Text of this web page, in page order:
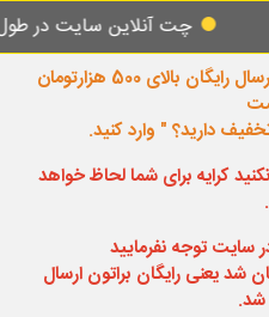
چت آنلاین سایت در طول شبانه
توجه مهم : حتما برای بهره مندی از ارسال رایگان بالای 500 هزارتومان
کرایه برای شما لحاظ خواهد
سایت توجه نفرمایید
شد یعنی رایگان براتون ارسال
شد.